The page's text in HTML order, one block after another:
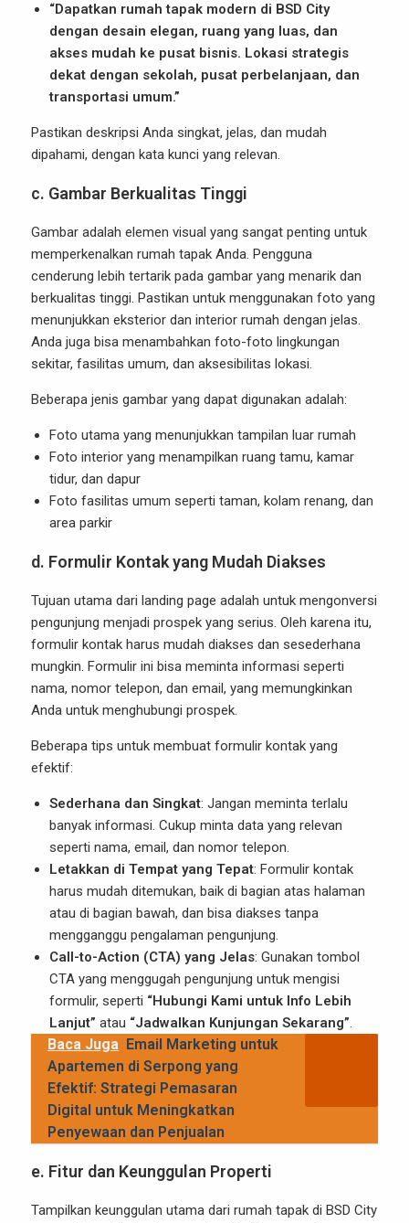
“Dapatkan rumah tapak modern di BSD City
dengan desain elegan, ruang yang luas, dan
akses mudah ke pusat bisnis. Lokasi strategis
dekat dengan sekolah, pusat perbelanjaan, dan
transportasi umum.”
Pastikan deskripsi Anda singkat, jelas, dan mudah
dipahami, dengan kata kunci yang relevan.
c. Gambar Berkualitas Tinggi
Gambar adalah elemen visual yang sangat penting untuk
memperkenalkan rumah tapak Anda. Pengguna
cenderung lebih tertarik pada gambar yang menarik dan
berkualitas tinggi. Pastikan untuk menggunakan foto yang
menunjukkan eksterior dan interior rumah dengan jelas.
Anda juga bisa menambahkan foto-foto lingkungan
sekitar, fasilitas umum, dan aksesibilitas lokasi.
Beberapa jenis gambar yang dapat digunakan adalah:
Foto utama yang menunjukkan tampilan luar rumah
Foto interior yang menampilkan ruang tamu, kamar
tidur, dan dapur
Foto fasilitas umum seperti taman, kolam renang, dan
area parkir
d. Formulir Kontak yang Mudah Diakses
Tujuan utama dari landing page adalah untuk mengonversi
pengunjung menjadi prospek yang serius. Oleh karena itu,
formulir kontak harus mudah diakses dan sesederhana
mungkin. Formulir ini bisa meminta informasi seperti
nama, nomor telepon, dan email, yang memungkinkan
Anda untuk menghubungi prospek.
Beberapa tips untuk membuat formulir kontak yang
efektif:
Sederhana dan Singkat: Jangan meminta terlalu
banyak informasi. Cukup minta data yang relevan
seperti nama, email, dan nomor telepon.
Letakkan di Tempat yang Tepat: Formulir kontak
harus mudah ditemukan, baik di bagian atas halaman
atau di bagian bawah, dan bisa diakses tanpa
mengganggu pengalaman pengunjung.
Call-to-Action (CTA) yang Jelas: Gunakan tombol
CTA yang menggugah pengunjung untuk mengisi
formulir, seperti “Hubungi Kami untuk Info Lebih
Lanjut” atau “Jadwalkan Kunjungan Sekarang”.
Baca Juga Email Marketing untuk
Apartemen di Serpong yang
Efektif: Strategi Pemasaran
Digital untuk Meningkatkan
Penyewaan dan Penjualan
e. Fitur dan Keunggulan Properti
Tampilkan keunggulan utama dari rumah tapak di BSD City